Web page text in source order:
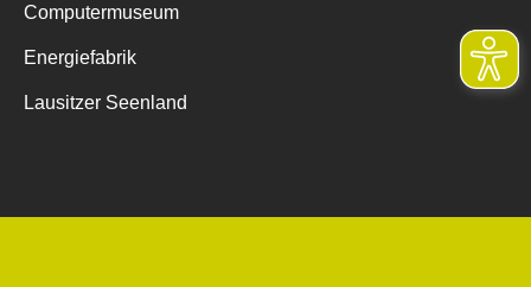
Computermuseum
Energiefabrik
Lausitzer Seenland